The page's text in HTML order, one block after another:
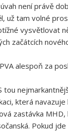
není právě
už tam volné
vysvětlovat
začátcích
alespoň za
tou
která
zastávka
Pokud